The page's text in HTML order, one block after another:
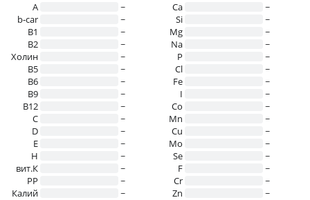
A
~
b-car
~
В1
~
B2
~
Холин
~
B5
~
B6
~
B9
~
B12
~
C
~
D
~
E
~
H
~
вит.К
~
PP
~
Калий
~
Ca
~
Si
~
Mg
~
Na
~
P
~
Cl
~
Fe
~
I
~
Co
~
Mn
~
Cu
~
Mo
~
Se
~
F
~
Cr
~
Zn
~